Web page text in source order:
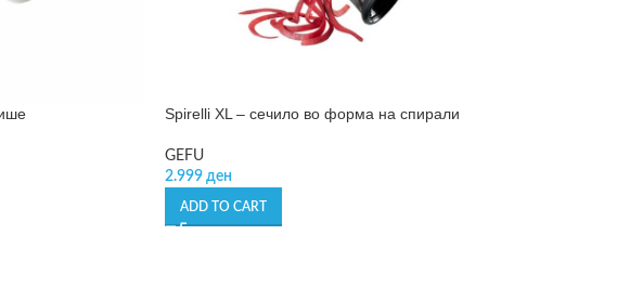
Spirelli XL – сечило во форма на спирали
GEFU
2.999 ден
ADD TO CART